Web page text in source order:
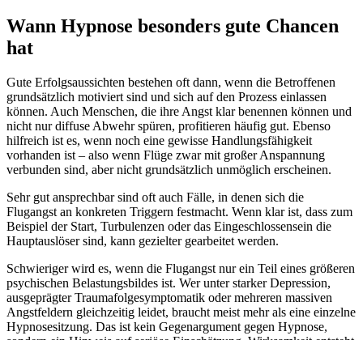
Wann Hypnose besonders gute Chancen
hat
Gute Erfolgsaussichten bestehen oft dann, wenn die Betroffenen
grundsätzlich motiviert sind und sich auf den Prozess einlassen
können. Auch Menschen, die ihre Angst klar benennen können und
nicht nur diffuse Abwehr spüren, profitieren häufig gut. Ebenso
hilfreich ist es, wenn noch eine gewisse Handlungsfähigkeit
vorhanden ist – also wenn Flüge zwar mit großer Anspannung
verbunden sind, aber nicht grundsätzlich unmöglich erscheinen.
Sehr gut ansprechbar sind oft auch Fälle, in denen sich die
Flugangst an konkreten Triggern festmacht. Wenn klar ist, dass zum
Beispiel der Start, Turbulenzen oder das Eingeschlossensein die
Hauptauslöser sind, kann gezielter gearbeitet werden.
Schwieriger wird es, wenn die Flugangst nur ein Teil eines größeren
psychischen Belastungsbildes ist. Wer unter starker Depression,
ausgeprägter Traumafolgesymptomatik oder mehreren massiven
Angstfeldern gleichzeitig leidet, braucht meist mehr als eine einzelne
Hypnosesitzung. Das ist kein Gegenargument gegen Hypnose,